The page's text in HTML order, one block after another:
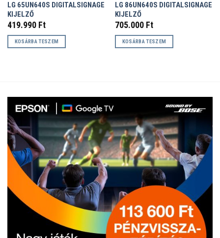
LG 65UN640S DIGITALSIGNAGE
KIJELZŐ
419.990 Ft
KOSÁRBA TESZEM
LG 86UN640S DIGITALSIGNAGE
KIJELZŐ
705.000 Ft
KOSÁRBA TESZEM